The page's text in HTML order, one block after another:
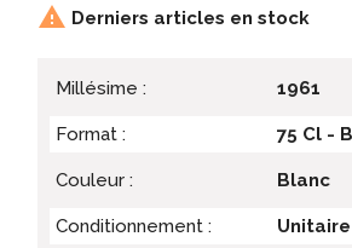
 Derniers articles en stock
Millésime : 1961
Format : 75 Cl -
Couleur : Blanc
Conditionnement : Unitaire